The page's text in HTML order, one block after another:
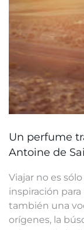
Un perfume
Antoine de
Viajar no es
inspiración para
también una
orígenes, la